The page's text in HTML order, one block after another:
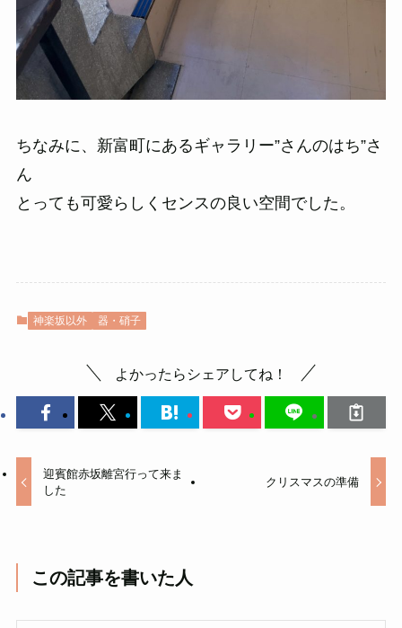
ちなみに、新富町にあるギャラリー”さんのはち”さ
ん
とっても可愛らしくセンスの良い空間でした。
神楽坂以外 器・硝子
よかったらシェアしてね！
迎賓館赤坂離宮行って来ま
した
クリスマスの準備
この記事を書いた人